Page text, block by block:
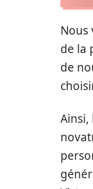
Nous
de la
de